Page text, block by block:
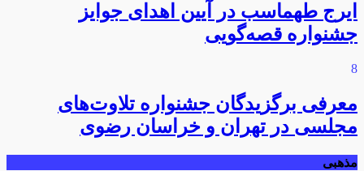
ایرج طهماسب در آیین اهدای جوایز
جشنواره قصه‌گویی
8
معرفی برگزیدگان جشنواره تلاوت‌های
مجلسی در تهران و خراسان رضوی
مذهبی